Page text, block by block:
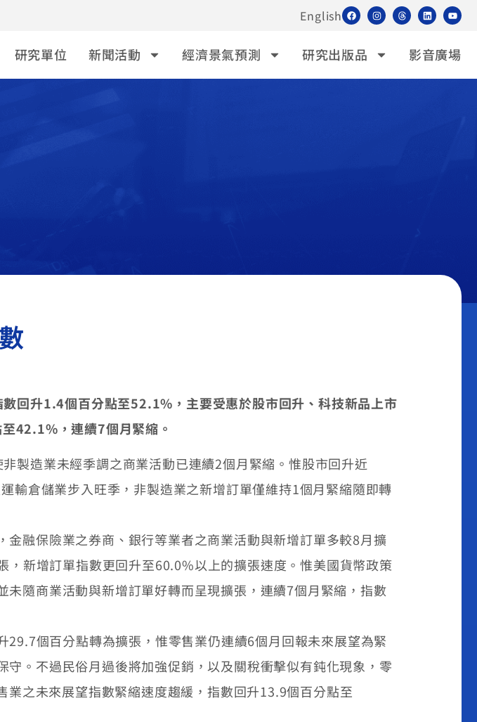
English
研究單位 新聞活動 經濟景氣預測 研究出版品 影音廣場
回升1.4個百分點至52.1% ，主要受惠於股市回升、科技新品上市
42.1% ，連續7個月緊縮。
製造業未經季調之商業活動已連續2個月緊縮。惟股市回升近
倉儲業步入旺季，非製造業之新增訂單僅維持1個月緊縮隨即轉
融保險業之券商、銀行等業者之商業活動與新增訂單多較8月擴
新增訂單指數更回升至60.0%以上的擴張速度。惟美國貨幣政策
隨商業活動與新增訂單好轉而呈現擴張，連續7個月緊縮，指數
個百分點轉為擴張，惟零售業仍連續6個月回報未來展望為緊
。不過民俗月過後將加強促銷，以及關稅衝擊似有鈍化現象，零
之未來展望指數緊縮速度趨緩，指數回升13.9個百分點至